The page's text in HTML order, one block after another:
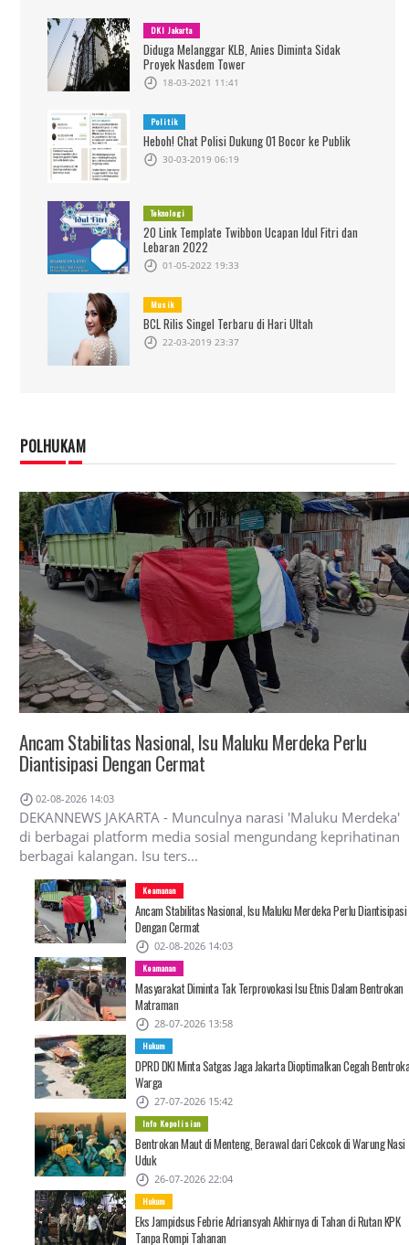
DKI Jakarta
Diduga Melanggar KLB, Anies Diminta Sidak
Proyek Nasdem Tower
18-03-2021 11:41
Politik
Heboh! Chat Polisi Dukung 01 Bocor ke Publik
30-03-2019 06:19
Teknologi
20 Link Template Twibbon Ucapan Idul Fitri dan
Lebaran 2022
01-05-2022 19:33
Musik
BCL Rilis Singel Terbaru di Hari Ultah
22-03-2019 23:37
POLHUKAM
Ancam Stabilitas Nasional, Isu Maluku Merdeka Perlu
Diantisipasi Dengan Cermat
02-08-2026 14:03
DEKANNEWS JAKARTA - Munculnya narasi 'Maluku Merdeka'
di berbagai platform media sosial mengundang keprihatinan
berbagai kalangan. Isu ters...
Keamanan
Ancam Stabilitas Nasional, Isu Maluku Merdeka Perlu Diantisipasi
Dengan Cermat
02-08-2026 14:03
Keamanan
Masyarakat Diminta Tak Terprovokasi Isu Etnis Dalam Bentrokan
Matraman
28-07-2026 13:58
Hukum
DPRD DKI Minta Satgas Jaga Jakarta Dioptimalkan Cegah
Warga
27-07-2026 15:42
Info Kepolisian
Bentrokan Maut di Menteng, Berawal dari Cekcok di Warung Nasi
Uduk
26-07-2026 22:04
Hukum
Eks Jampidsus Febrie Adriansyah Akhirnya di Tahan di Rutan KPK
Tanpa Rompi Tahanan